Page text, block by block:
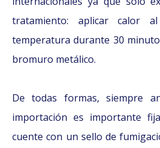
tratamiento: aplicar calor
temperatura durante 30
bromuro metálico.
De todas formas, siempre
importación es importante
cuente con un sello de